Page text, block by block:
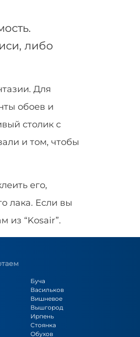
либо
Для
обоев и
столик с
и том, чтобы
его,
лака. Если вы
из “Kosair”.
Буча
Васильков
Вишневое
Вышгород
Ирпень
Стоянка
Обухов